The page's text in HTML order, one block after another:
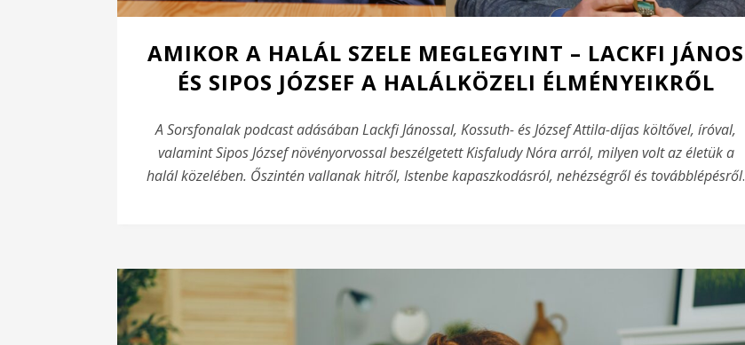
AMIKOR A HALÁL SZELE MEGLEGYINT – LACKFI JÁNOS
ÉS SIPOS JÓZSEF A HALÁLKÖZELI ÉLMÉNYEIKRŐL
A Sorsfonalak podcast adásában Lackfi Jánossal, Kossuth- és József Attila-díjas költővel, íróval,
valamint Sipos József növényorvossal beszélgetett Kisfaludy Nóra arról, milyen volt az életük a
halál közelében. Őszintén vallanak hitről, Istenbe kapaszkodásról, nehézségről és továbblépésről.